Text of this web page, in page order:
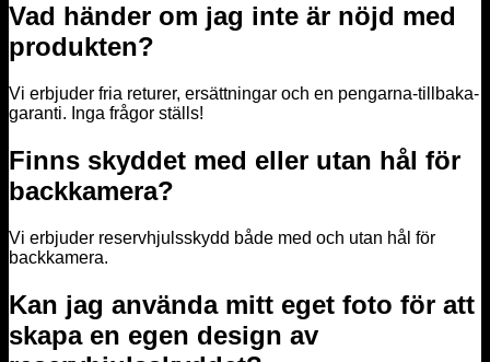
Vad händer om jag inte är nöjd med
produkten?
Vi erbjuder fria returer, ersättningar och en pengarna-tillbaka-
garanti. Inga frågor ställs!
Finns skyddet med eller utan hål för
backkamera?
Vi erbjuder reservhjulsskydd både med och utan hål för
backkamera.
Kan jag använda mitt eget foto för att
skapa en egen design av